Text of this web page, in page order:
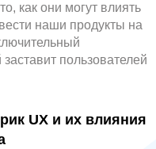
как они могут влиять
наши продукты на
пользователей
UX и их влияния